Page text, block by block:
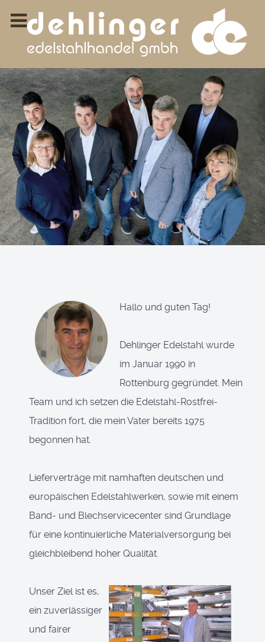
Hallo und guten Tag!
Dehlinger Edelstahl wurde
im Januar 1990 in
Rottenburg gegründet. Mein
Team und ich setzen die Edelstahl-Rostfrei-
Tradition fort, die mein Vater bereits 1975
begonnen hat.
Lieferverträge mit namhaften deutschen und
europäischen Edelstahlwerken, sowie mit einem
Band- und Blechservicecenter sind Grundlage
für eine kontinuierliche Materialversorgung bei
gleichbleibend hoher Qualität.
Unser Ziel ist es,
ein zuverlässiger
und fairer